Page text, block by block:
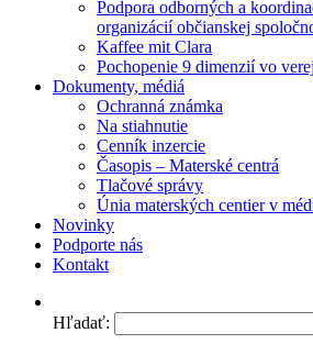
Podpora odborných a
organizácií občianskej
Kaffee mit Clara
Pochopenie 9 dimenzií vo
Dokumenty, médiá
Ochranná známka
Na stiahnutie
Cenník inzercie
Časopis – Materské centrá
Tlačové správy
Únia materských centier v
Novinky
Podporte nás
Kontakt
Hľadať: